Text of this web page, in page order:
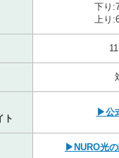
下り
上り
ト
▶公
▶NURO光